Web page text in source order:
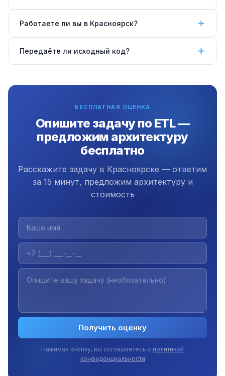
Все ошибки логируются для анализа.
SQLite или PostgreSQL. Для аналитики больших
данных — ClickHouse или BigQuery. Поможем
выбрать оптимальное решение.
Работаете ли вы в Красноярск?
числе в Красноярске.
Передаёте ли исходный код?
и документацию. Плюс 3 месяца бесплатной
БЕСПЛАТНАЯ ОЦЕНКА
Опишите задачу по ETL —
предложим архитектуру
бесплатно
Расскажите задачу в Красноярске — ответим
за 15 минут, предложим архитектуру и
стоимость
Получить оценку
Нажимая кнопку, вы соглашаетесь с политикой
конфиденциальности